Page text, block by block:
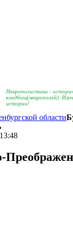
Некрополистика -
кладбищ(некрополей).
истории!
области